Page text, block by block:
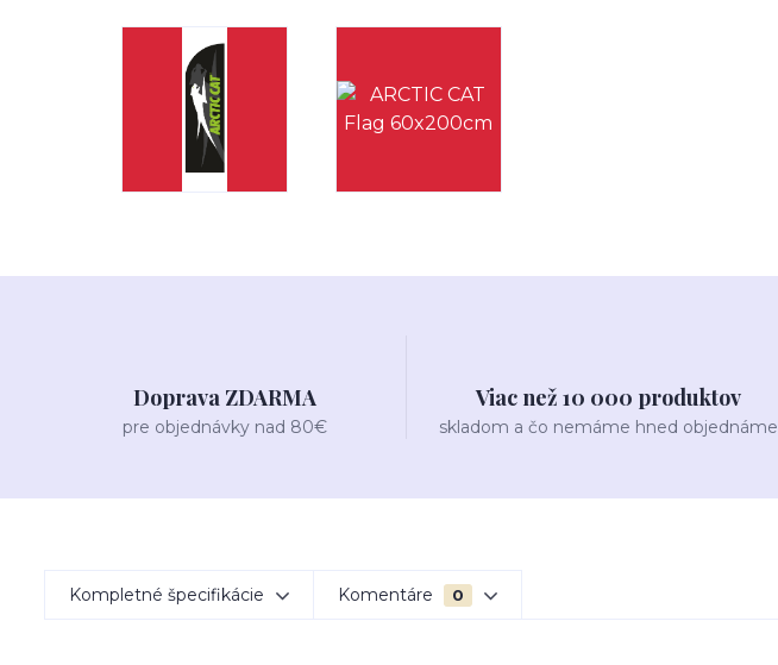
Doprava ZDARMA
pre objednávky nad 80€
Viac než 10 000 produktov
skladom a čo nemáme hned objednáme
Kompletné špecifikácie Komentáre 0